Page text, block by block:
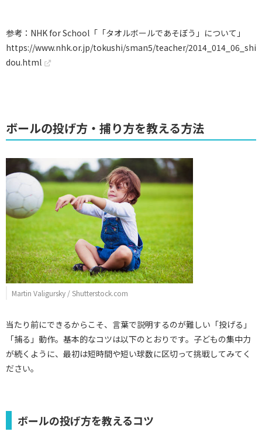
参考：NHK for School「「タオルボールであそぼう」について」
https://www.nhk.or.jp/tokushi/sman5/teacher/2014_014_06_shi
dou.html
ボールの投げ方・捕り方を教える方法
Martin Valigursky / Shutterstock.com
当たり前にできるからこそ、言葉で説明するのが難しい「投げる」
「捕る」動作。基本的なコツは以下のとおりです。子どもの集中力
が続くように、最初は短時間や短い球数に区切って挑戦してみてく
ださい。
ボールの投げ方を教えるコツ